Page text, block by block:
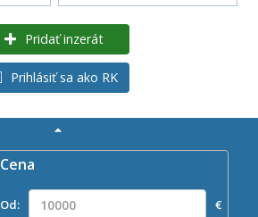
Pridať inzerát
Prihlásiť sa ako RK
Cena
Od: €